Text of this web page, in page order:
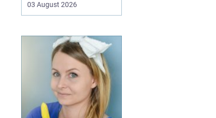
priserne varierer, og det
gennemskue, hvad du
egentlig får for pengene.
Samtidig fylder
spørgsmål om
beliggenhed, ...
03 August 2026